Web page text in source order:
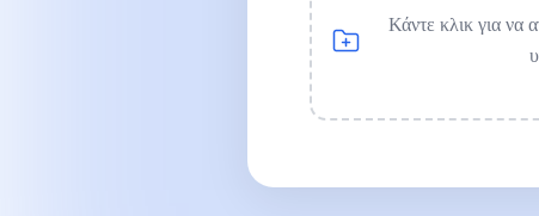
Κάντε κλικ για να